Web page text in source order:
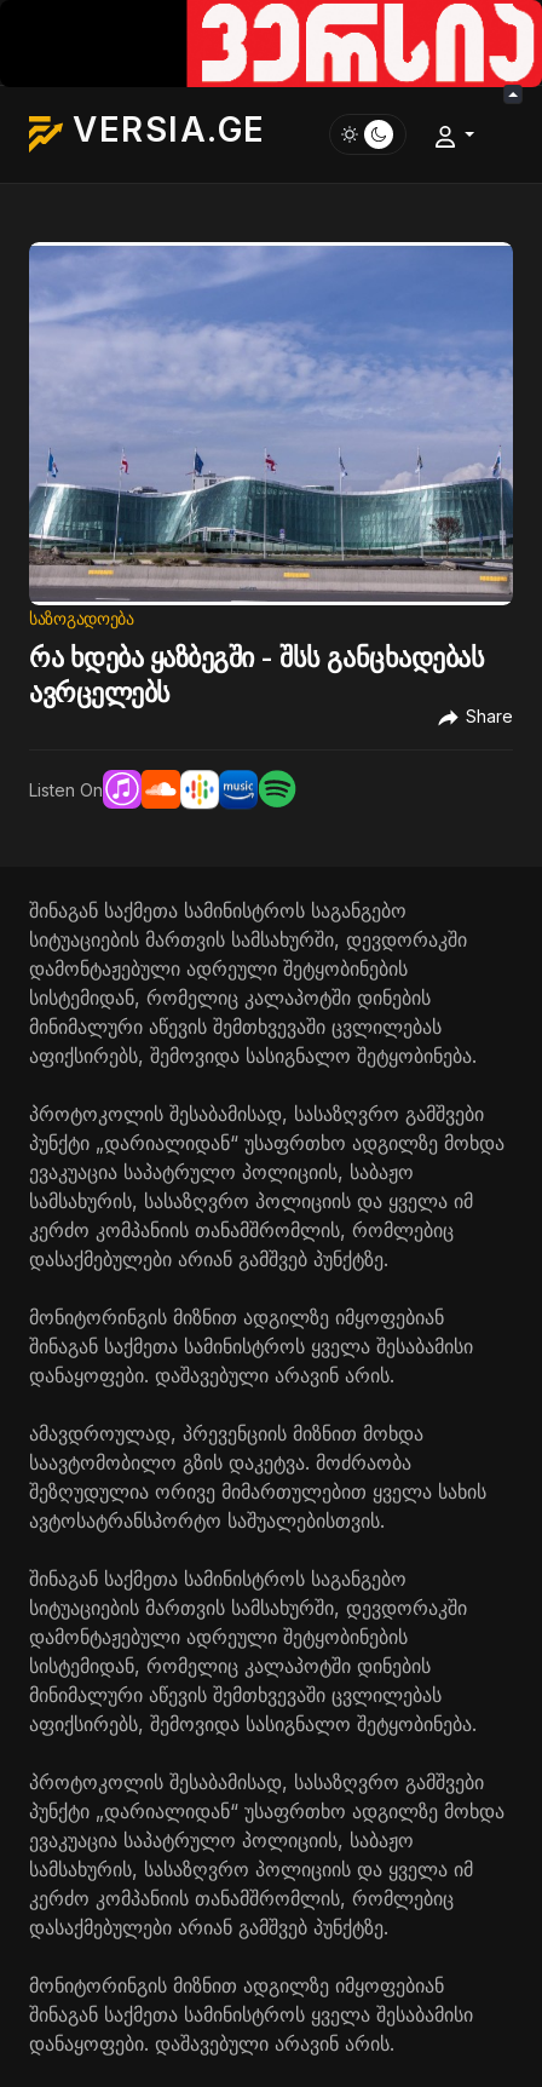
VERSIA.GE
ᲡᲐᲖᲝᲒᲐᲓᲝᲔᲑᲐ
რა ხდება ყაზბეგში - შსს განცხადებას
ავრცელებს
Share
Listen On
შინაგან საქმეთა სამინისტროს საგანგებო
სიტუაციების მართვის სამსახურში, დევდორაკში
დამონტაჟებული ადრეული შეტყობინების
სისტემიდან, რომელიც კალაპოტში დინების
მინიმალური აწევის შემთხვევაში ცვლილებას
აფიქსირებს, შემოვიდა სასიგნალო შეტყობინება.
პროტოკოლის შესაბამისად, სასაზღვრო გამშვები
პუნქტი „დარიალიდან“ უსაფრთხო ადგილზე მოხდა
ევაკუაცია საპატრულო პოლიციის, საბაჟო
სამსახურის, სასაზღვრო პოლიციის და ყველა იმ
კერძო კომპანიის თანამშრომლის, რომლებიც
დასაქმებულები არიან გამშვებ პუნქტზე.
მონიტორინგის მიზნით ადგილზე იმყოფებიან
შინაგან საქმეთა სამინისტროს ყველა შესაბამისი
დანაყოფები. დაშავებული არავინ არის.
ამავდროულად, პრევენციის მიზნით მოხდა
საავტომობილო გზის დაკეტვა. მოძრაობა
შეზღუდულია ორივე მიმართულებით ყველა სახის
ავტოსატრანსპორტო საშუალებისთვის.
შინაგან საქმეთა სამინისტროს საგანგებო
სიტუაციების მართვის სამსახურში, დევდორაკში
დამონტაჟებული ადრეული შეტყობინების
სისტემიდან, რომელიც კალაპოტში დინების
მინიმალური აწევის შემთხვევაში ცვლილებას
აფიქსირებს, შემოვიდა სასიგნალო შეტყობინება.
პროტოკოლის შესაბამისად, სასაზღვრო გამშვები
პუნქტი „დარიალიდან“ უსაფრთხო ადგილზე მოხდა
ევაკუაცია საპატრულო პოლიციის, საბაჟო
სამსახურის, სასაზღვრო პოლიციის და ყველა იმ
კერძო კომპანიის თანამშრომლის, რომლებიც
დასაქმებულები არიან გამშვებ პუნქტზე.
მონიტორინგის მიზნით ადგილზე იმყოფებიან
შინაგან საქმეთა სამინისტროს ყველა შესაბამისი
დანაყოფები. დაშავებული არავინ არის.